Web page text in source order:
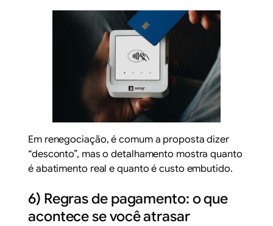
Em renegociação, é comum a proposta dizer
“desconto”, mas o detalhamento mostra quanto
é abatimento real e quanto é custo embutido.
6) Regras de pagamento: o que
acontece se você atrasar